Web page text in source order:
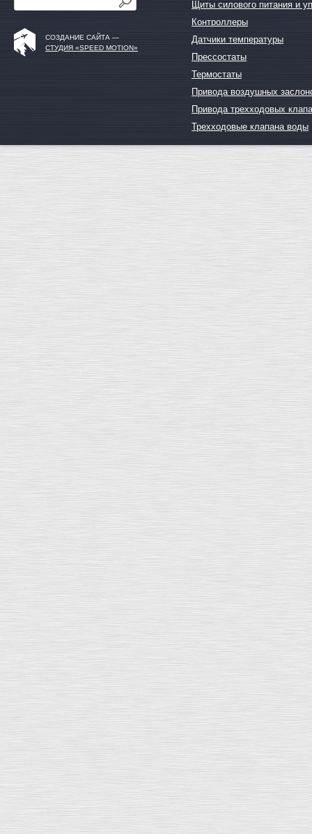
СОЗДАНИЕ САЙТА —
СТУДИЯ «SPEED MOTION»
Щиты силового питания и
Контроллеры
Датчики температуры
Прессостаты
Термостаты
Привода воздушных
Привода трехходовых
Трехходовые клапана воды